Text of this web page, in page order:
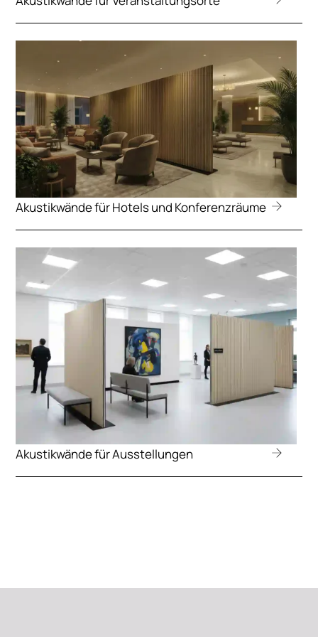
Akustikwände für Hotels und Konferenzräume
Akustikwände für Ausstellungen